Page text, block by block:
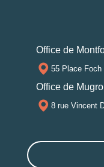
Office de
55 Place Foch
Office de
8 rue Vincent